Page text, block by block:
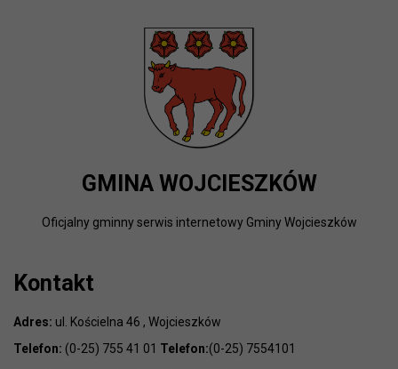
GMINA WOJCIESZKÓW
Oficjalny gminny serwis internetowy Gminy Wojcieszków
Kontakt
Adres: ul. Kościelna 46 , Wojcieszków
Telefon: (0-25) 755 41 01 Telefon:(0-25) 7554101